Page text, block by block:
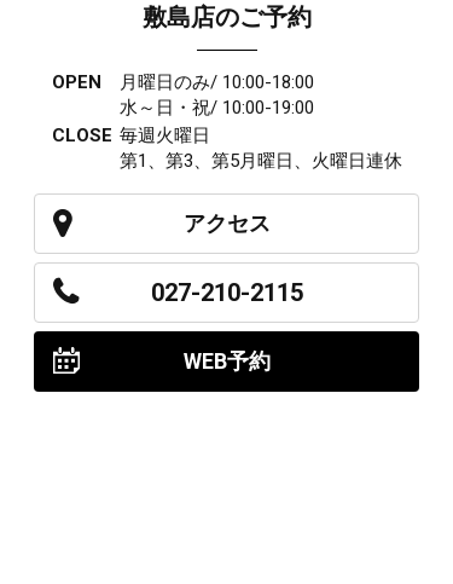
敷島店のご予約
OPEN
月曜日のみ/ 10:00-18:00
水～日・祝/ 10:00-19:00
CLOSE 毎週火曜日
第1、第3、第5月曜日、火曜日連休
アクセス
027-210-2115
WEB予約